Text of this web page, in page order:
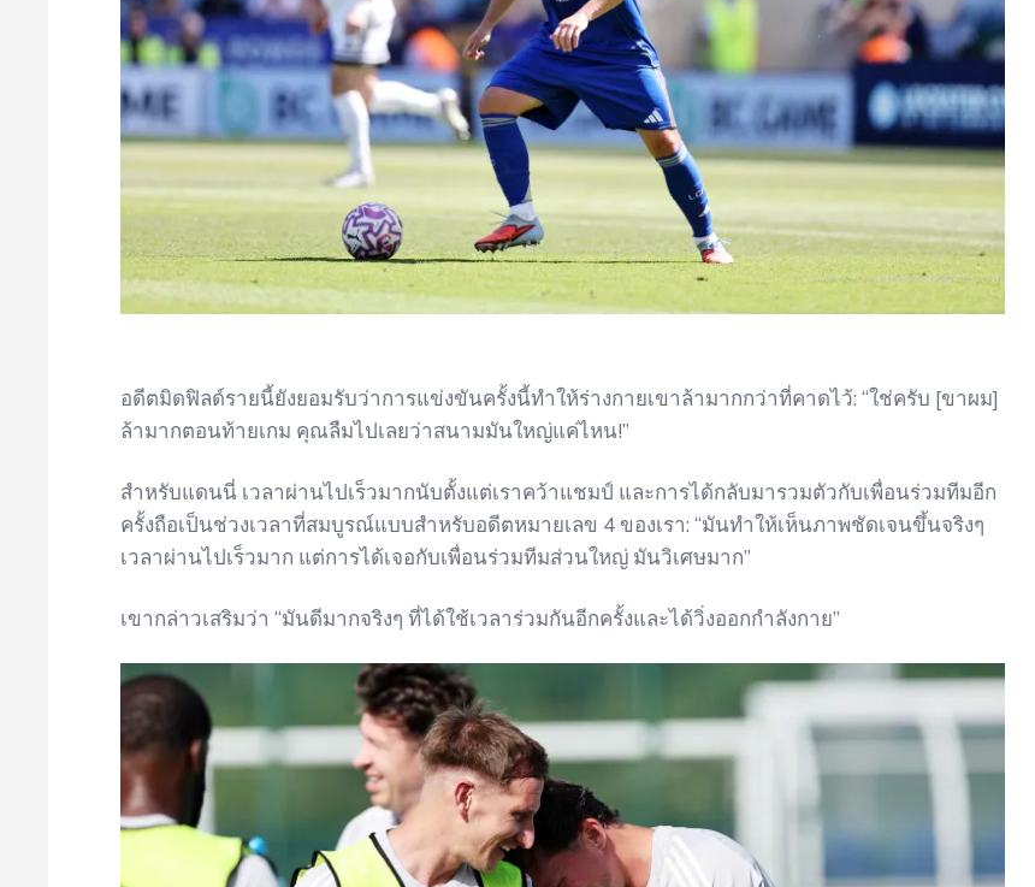
อดีตมิดฟิลด์รายนี้ยังยอมรับว่าการแข่งขันครั้งนี้ทำให้ร่างกายเขาล้ามากกว่าที่คาดไว้: “ใช่ครับ [ขาผม]
ล้ามากตอนท้ายเกม คุณลืมไปเลยว่าสนามมันใหญ่แค่ไหน!”
สำหรับแดนนี่ เวลาผ่านไปเร็วมากนับตั้งแต่เราคว้าแชมป์ และการได้กลับมารวมตัวกับเพื่อนร่วมทีมอีก
ครั้งถือเป็นช่วงเวลาที่สมบูรณ์แบบสำหรับอดีตหมายเลข 4 ของเรา: “มันทำให้เห็นภาพชัดเจนขึ้นจริงๆ
เวลาผ่านไปเร็วมาก แต่การได้เจอกับเพื่อนร่วมทีมส่วนใหญ่ มันวิเศษมาก”
เขากล่าวเสริมว่า “มันดีมากจริงๆ ที่ได้ใช้เวลาร่วมกันอีกครั้งและได้วิ่งออกกำลังกาย”